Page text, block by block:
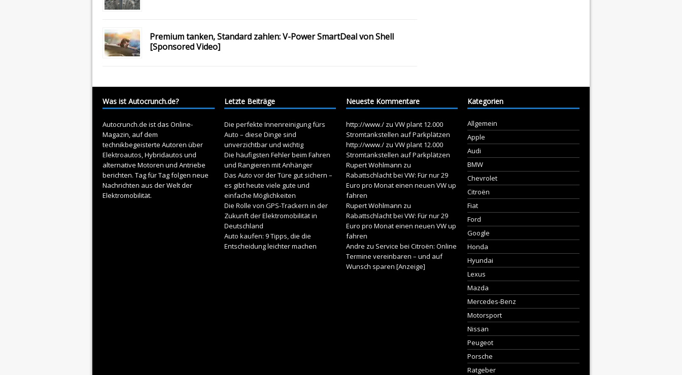
Premium tanken, Standard zahlen: V-Power SmartDeal von Shell
[Sponsored Video]
Was ist Autocrunch.de?
Autocrunch.de ist das Online-
Magazin, auf dem
technikbegeisterte Autoren über
Elektroautos, Hybridautos und
alternative Motoren und Antriebe
berichten. Tag für Tag folgen neue
Nachrichten aus der Welt der
Elektromobilität.
Letzte Beiträge
Die perfekte Innenreinigung fürs
Auto – diese Dinge sind
unverzichtbar und wichtig
Die häufigsten Fehler beim Fahren
und Rangieren mit Anhänger
Das Auto vor der Türe gut sichern –
es gibt heute viele gute und
einfache Möglichkeiten
Die Rolle von GPS-Trackern in der
Zukunft der Elektromobilität in
Deutschland
Auto kaufen: 9 Tipps, die die
Entscheidung leichter machen
Neueste Kommentare
http://www./zu VW plant 12.000
Stromtankstellen auf Parkplätzen
http://www./zu VW plant 12.000
Stromtankstellen auf Parkplätzen
Rupert Wohlmann zu
Rabattschlacht bei VW: Für nur 29
Euro pro Monat einen neuen VW up
fahren
Rupert Wohlmann zu
Rabattschlacht bei VW: Für nur 29
Euro pro Monat einen neuen VW up
fahren
Andre zu Service bei Citroën: Online
Termine vereinbaren – und auf
Wunsch sparen [Anzeige]
Kategorien
Allgemein
Apple
Audi
BMW
Chevrolet
Citroën
Fiat
Ford
Google
Honda
Hyundai
Lexus
Mazda
Mercedes-Benz
Motorsport
Nissan
Peugeot
Porsche
Ratgeber